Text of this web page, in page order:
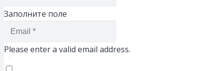
Заполните поле
Please enter a valid email address.